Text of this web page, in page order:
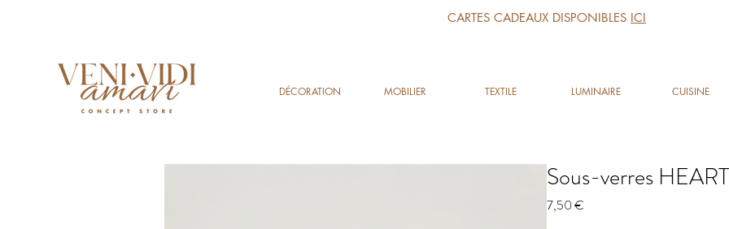
CARTES CADEAUX DISPONIBLES ICI
DÉCORATION MOBILIER TEXTILE LUMINAIRE CUISINE
Sous-verres
7,50 €